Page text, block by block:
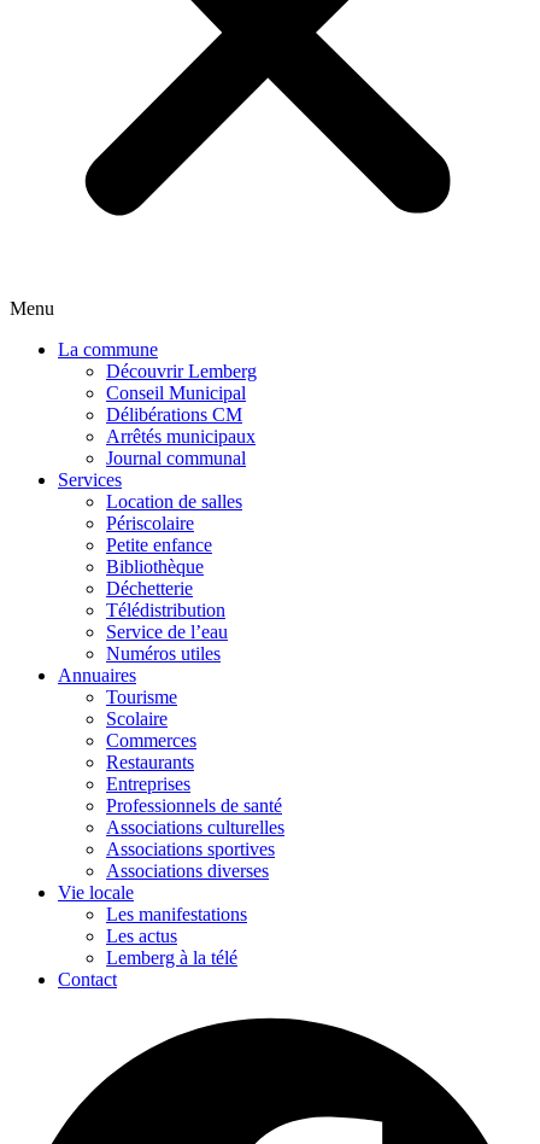
Menu
La commune
Découvrir Lemberg
Conseil Municipal
Délibérations CM
Arrêtés municipaux
Journal communal
Services
Location de salles
Périscolaire
Petite enfance
Bibliothèque
Déchetterie
Télédistribution
Service de l’eau
Numéros utiles
Annuaires
Tourisme
Scolaire
Commerces
Restaurants
Entreprises
Professionnels de santé
Associations culturelles
Associations sportives
Associations diverses
Vie locale
Les manifestations
Les actus
Lemberg à la télé
Contact